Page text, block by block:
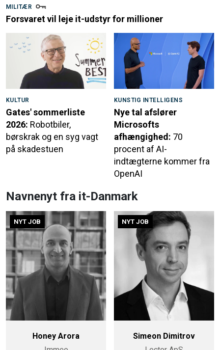
MILITÆR
Forsvaret vil leje it-udstyr for millioner
KULTUR
Gates' sommerliste
2026: Robotbiler,
børskrak og en syg vagt
på skadestuen
KUNSTIG INTELLIGENS
Nye tal afslører
Microsofts
afhængighed: 70
procent af AI-
indtægterne kommer fra
OpenAI
Navnenyt fra it-Danmark
NYT JOB
Honey Arora
NYT JOB
Simeon Dimitrov